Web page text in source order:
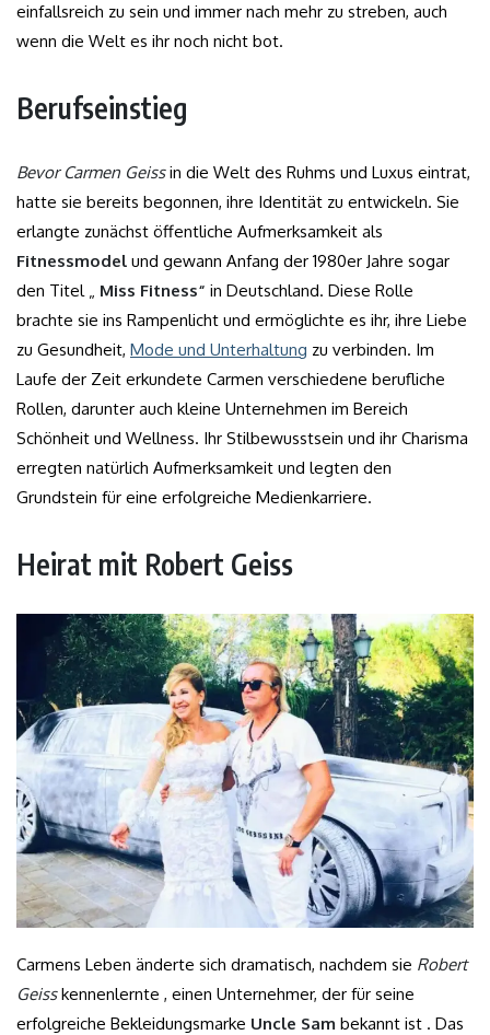
einfallsreich zu sein und immer nach mehr zu streben, auch
wenn die Welt es ihr noch nicht bot.
Berufseinstieg
Bevor Carmen Geissin die Welt des Ruhms und Luxus eintrat,
hatte sie bereits begonnen, ihre Identität zu entwickeln. Sie
erlangte zunächst öffentliche Aufmerksamkeit als
Fitnessmodel und gewann Anfang der 1980er Jahre sogar
den Titel „ Miss Fitness“ in Deutschland. Diese Rolle
brachte sie ins Rampenlicht und ermöglichte es ihr, ihre Liebe
zu Gesundheit, Mode und Unterhaltung zu verbinden. Im
Laufe der Zeit erkundete Carmen verschiedene berufliche
Rollen, darunter auch kleine Unternehmen im Bereich
Schönheit und Wellness. Ihr Stilbewusstsein und ihr Charisma
erregten natürlich Aufmerksamkeit und legten den
Grundstein für eine erfolgreiche Medienkarriere.
Heirat mit Robert Geiss
Carmens Leben änderte sich dramatisch, nachdem sie Robert
Geisskennenlernte , einen Unternehmer, der für seine
erfolgreiche Bekleidungsmarke Uncle Sam bekannt ist . Das